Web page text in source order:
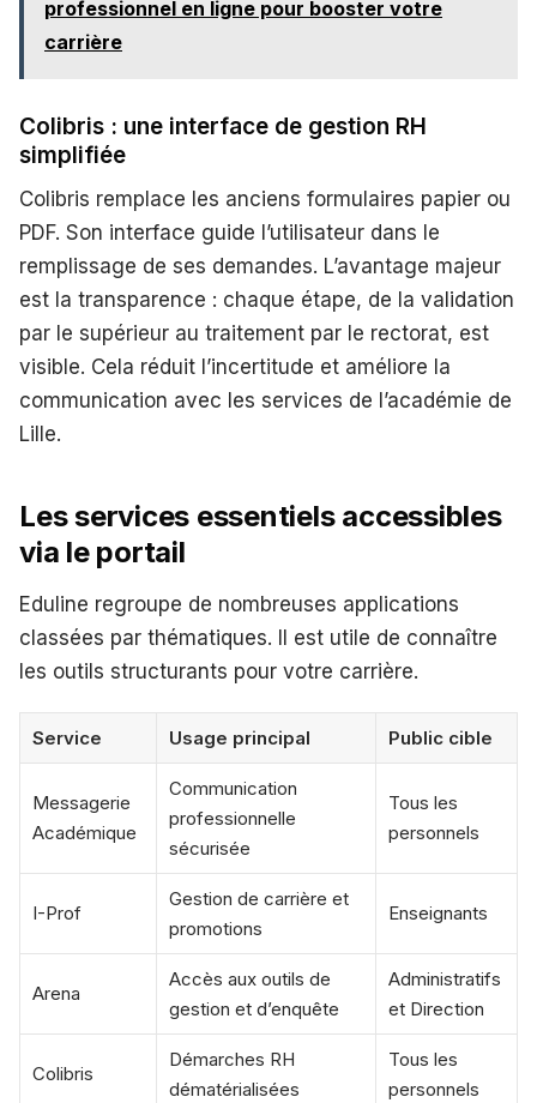
professionnel en ligne pour booster votre
carrière
Colibris : une interface de gestion RH
simplifiée
Colibris remplace les anciens formulaires papier ou
PDF. Son interface guide l’utilisateur dans le
remplissage de ses demandes. L’avantage majeur
est la transparence : chaque étape, de la validation
par le supérieur au traitement par le rectorat, est
visible. Cela réduit l’incertitude et améliore la
communication avec les services de l’académie de
Lille.
Les services essentiels accessibles
via le portail
Eduline regroupe de nombreuses applications
classées par thématiques. Il est utile de connaître
les outils structurants pour votre carrière.
Service Usage principal Public cible
Messagerie
Académique
Communication
professionnelle
sécurisée
Tous les
personnels
I-Prof
Gestion de carrière et
promotions
Enseignants
Arena
Accès aux outils de
gestion et d’enquête
Administratifs
et Direction
Colibris
Démarches RH
dématérialisées
Tous les
personnels